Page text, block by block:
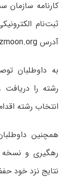
ثبت‌نام
آدرس
به داوطلبان
رشته را
انتخاب رشته
همچنین
رهگیری و نسخه
نتایج نزد خود